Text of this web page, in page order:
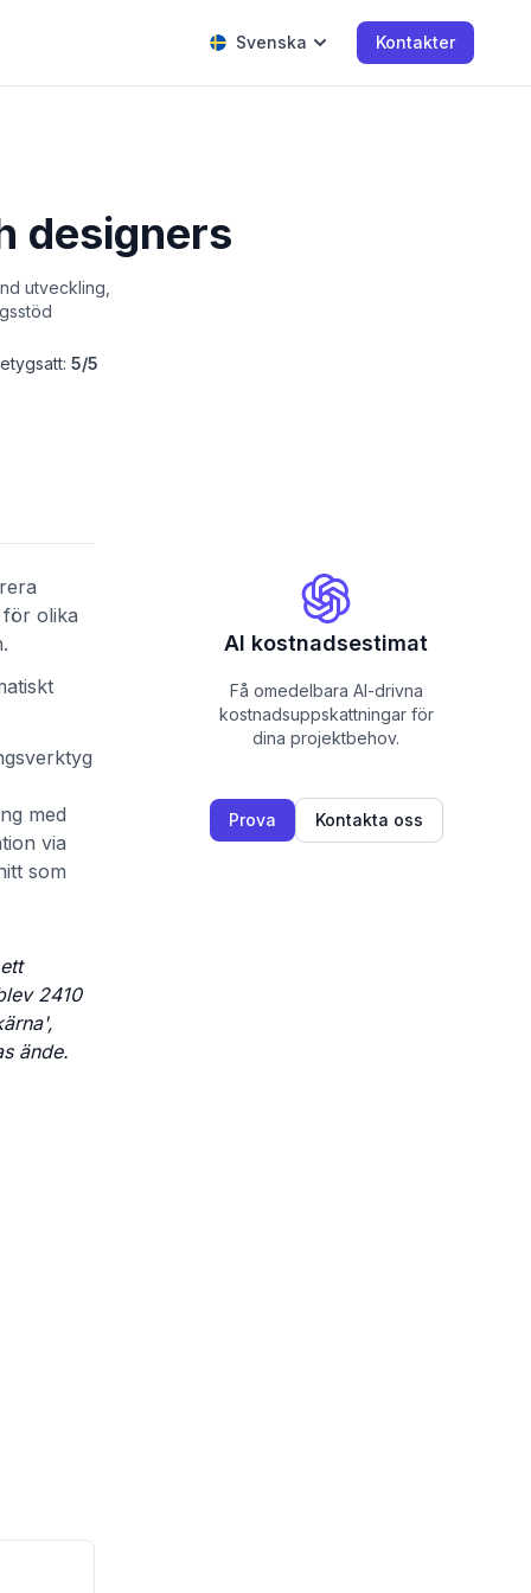
Svenska Kontakter
designers
utveckling,
5/5
för olika
med
via
som
2410
ände.
AI kostnadsestimat
Få omedelbara AI-drivna
kostnadsuppskattningar för
dina projektbehov.
Prova Kontakta oss